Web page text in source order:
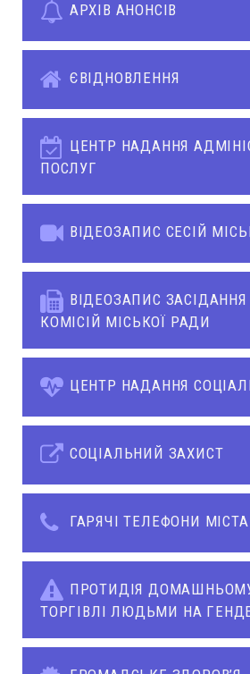
АРХІВ АНОНСІВ
ЄВІДНОВЛЕННЯ
ЦЕНТР НАДАННЯ
ПОСЛУГ
ВІДЕОЗАПИС СЕСІЙ
ВІДЕОЗАПИС
КОМІСІЙ МІСЬКОЇ РАДИ
ЦЕНТР НАДАННЯ
СОЦІАЛЬНИЙ ЗАХИСТ
ГАРЯЧІ ТЕЛЕФОНИ МІСТА
ПРОТИДІЯ
ТОРГІВЛІ ЛЮДЬМИ НА